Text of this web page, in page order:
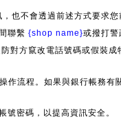
也不會透過前述方式要求您
聯繫 {shop name}或撥打警
方竄改電話號碼或假裝
流程。如果與銀行帳務
密碼，以提高資訊安全。